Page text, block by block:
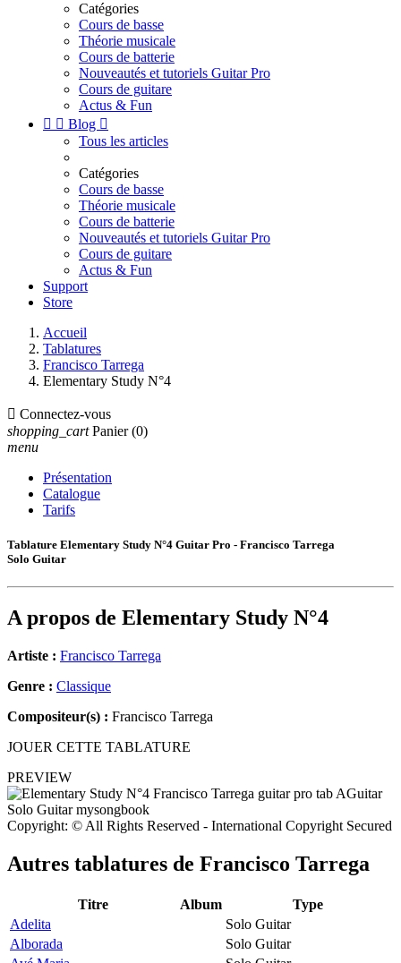
Catégories
Cours de basse
Théorie musicale
Cours de batterie
Nouveautés et tutoriels Guitar Pro
Cours de guitare
Actus & Fun
  Blog 
Tous les articles
Catégories
Cours de basse
Théorie musicale
Cours de batterie
Nouveautés et tutoriels Guitar Pro
Cours de guitare
Actus & Fun
Support
Store
Accueil
Tablatures
Francisco Tarrega
Elementary Study N°4
 Connectez-vous
shopping_cart Panier (0)
menu
Présentation
Catalogue
Tarifs
Tablature Elementary Study N°4 Guitar Pro - Francisco Tarrega
Solo Guitar
A propos de Elementary Study N°4
Artiste : Francisco Tarrega
Genre : Classique
Compositeur(s) : Francisco Tarrega
JOUER CETTE TABLATURE
PREVIEW
Copyright: © All Rights Reserved - International Copyright Secured
Autres tablatures de Francisco Tarrega
Titre Album
Type
Adelita
Solo Guitar
Alborada
Solo Guitar